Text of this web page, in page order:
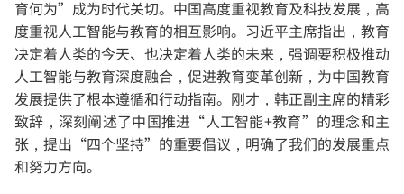
育何为”成为时代关切。中国高度重视教育及科技发展，高
度重视人工智能与教育的相互影响。习近平主席指出，教育
决定着人类的今天、也决定着人类的未来，强调要积极推动
人工智能与教育深度融合，促进教育变革创新，为中国教育
发展提供了根本遵循和行动指南。刚才，韩正副主席的精彩
致辞，深刻阐述了中国推进“人工智能+教育”的理念和主
张，提出“四个坚持”的重要倡议，明确了我们的发展重点
和努力方向。